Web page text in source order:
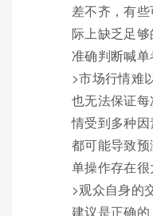
差不齐，有
际上缺乏足
准确判断喊单
>市场行情难
也无法保证
情受到多种
都可能导致
单操作存在很
>观众自身的
建议是正确